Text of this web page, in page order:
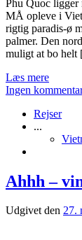
Phu Quoc ligger
MÅ opleve i
rigtig paradis-ø
palmer. Den
muligt at bo
Læs mere
Ingen
Rejser
...
Ahhh –
Udgivet den 27.